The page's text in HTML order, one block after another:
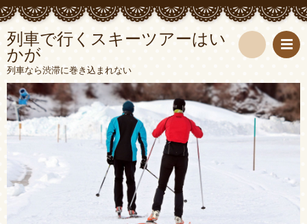
列車で行くスキーツアーはい
かが
列車なら渋滞に巻き込まれない
索